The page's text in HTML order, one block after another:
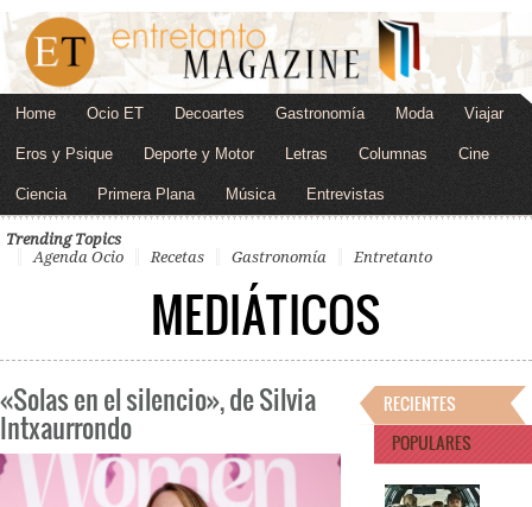
Home Ocio ET Decoartes Gastronomía Moda Viajar
Eros y Psique Deporte y Motor Letras Columnas Cine
Ciencia Primera Plana Música Entrevistas
Trending Topics
Agenda Ocio
Recetas Gastronomía Entretanto
MEDIÁTICOS
«Solas en el silencio», de Silvia
Intxaurrondo
RECIENTES
POPULARES